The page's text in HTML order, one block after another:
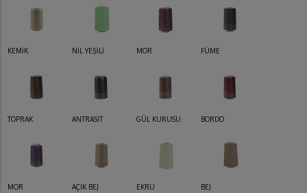
KEMİK NİL YEŞİLİ MOR FÜME
TOPRAK ANTRASİT GÜL KURUSU BORDO
MOR AÇIK BEJ EKRU BEJ